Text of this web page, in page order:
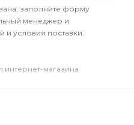
заполните форму
менеджер и
и условия поставки.
интернет-магазина